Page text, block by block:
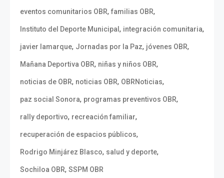
eventos comunitarios OBR, familias OBR,
Instituto del Deporte Municipal, integración comunitaria,
javier lamarque, Jornadas por la Paz, jóvenes OBR,
Mañana Deportiva OBR, niñas y niños OBR,
noticias de OBR, noticias OBR, OBRNoticias,
paz social Sonora, programas preventivos OBR,
rally deportivo, recreación familiar,
recuperación de espacios públicos,
Rodrigo Minjárez Blasco, salud y deporte,
Sochiloa OBR, SSPM OBR